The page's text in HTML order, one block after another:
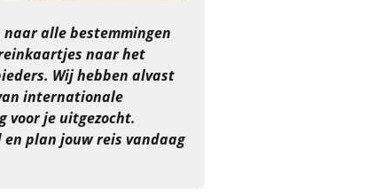
alle bestemmingen
naar het
Wij hebben alvast
internationale
voor je uitgezocht.
plan jouw reis vandaag